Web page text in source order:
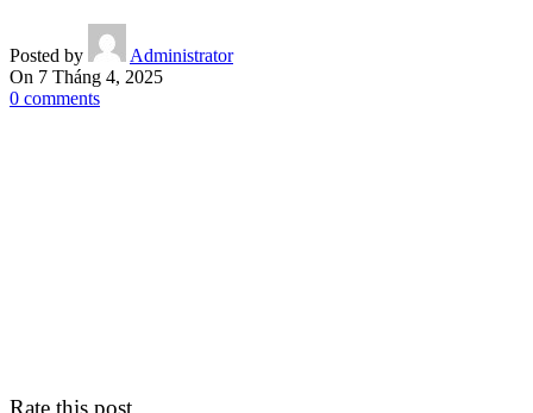
Posted by
Administrator
On 7 Tháng 4, 2025
0 comments
Rate this post